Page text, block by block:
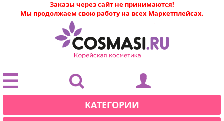
|
Заказы через сайт не принимаются!
Мы продолжаем свою работу на всех Маркетплейсах.
КАТЕГОРИИ